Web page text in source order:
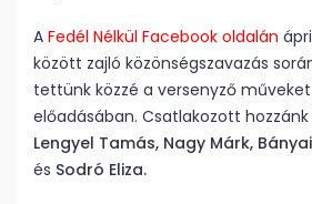
A Fedél Nélkül Facebook oldalán
között zajló közönségszavazás
tettünk közzé a versenyző
előadásában. Csatlakozott hozzánk
Lengyel Tamás, Nagy Márk,
és Sodró Eliza.